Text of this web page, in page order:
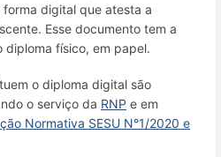
digital que atesta a
Esse documento tem a
diploma físico, em papel.
o diploma digital são
o serviço da RNP e em
Normativa SESU N°1/2020 e